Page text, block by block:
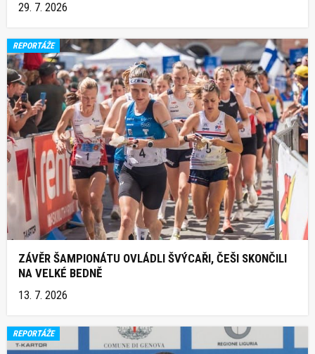
29. 7. 2026
REPORTÁŽE
ZÁVĚR ŠAMPIONÁTU OVLÁDLI ŠVÝCAŘI, ČEŠI SKONČILI
NA VELKÉ BEDNĚ
13. 7. 2026
REPORTÁŽE